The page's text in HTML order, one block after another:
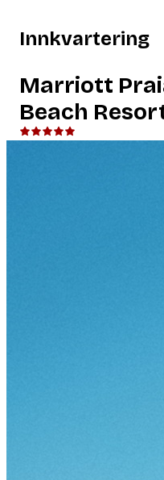
Innkvartering
Marriott
Beach